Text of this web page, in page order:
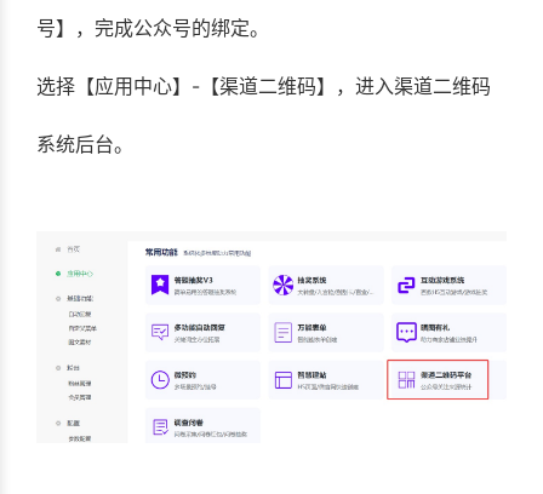
号】，完成公众号的绑定。
选择【应用中心】-【渠道二维码】，进入渠道二维码
系统后台。